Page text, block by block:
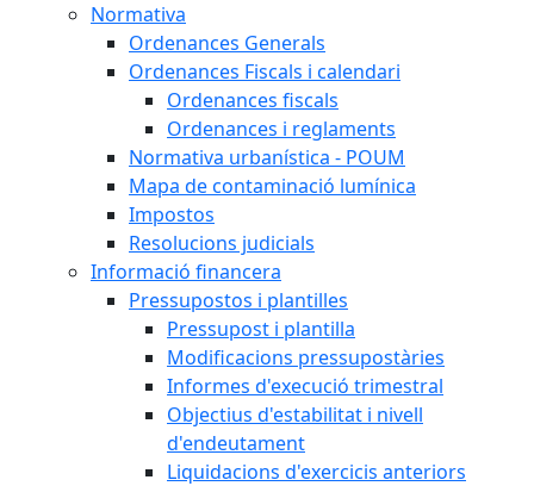
Normativa
Ordenances Generals
Ordenances Fiscals i calendari
Ordenances fiscals
Ordenances i reglaments
Normativa urbanística - POUM
Mapa de contaminació lumínica
Impostos
Resolucions judicials
Informació financera
Pressupostos i plantilles
Pressupost i plantilla
Modificacions pressupostàries
Informes d'execució trimestral
Objectius d'estabilitat i nivell
d'endeutament
Liquidacions d'exercicis anteriors